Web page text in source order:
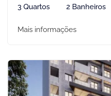
3 Quartos 2 Banheiros
Mais informações